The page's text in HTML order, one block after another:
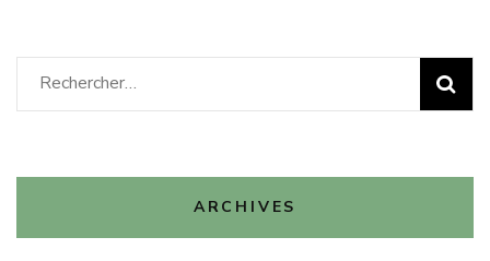
Rechercher :
ARCHIVES